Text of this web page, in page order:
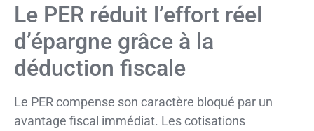
Le PER réduit l’effort réel
d’épargne grâce à la
déduction fiscale
Le PER compense son caractère bloqué par un
avantage fiscal immédiat. Les cotisations